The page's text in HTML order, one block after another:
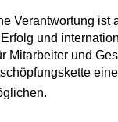
Verantwortung ist
und
Mitarbeiter und